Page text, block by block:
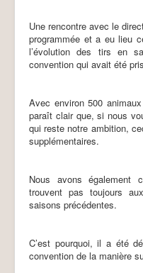
Plan de tir 25-26
Plan de tir DNF
Dates de battues
Quotas attribués
Secteur 3 (25-
Tirs 2025-26
Tirs boisés
Tirs non boisés
Sangliers
Convention
Tirs totaux
Une rencontre avec le
programmée et a eu lieu
l’évolution des tirs en
convention qui avait été
Avec environ 500
paraît clair que, si nous
qui reste notre ambition,
supplémentaires.
Nous avons également
trouvent pas toujours
saisons précédentes.
C’est pourquoi, il a été
convention de la manière